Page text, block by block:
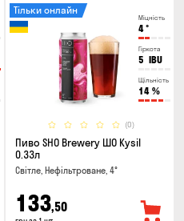
Міцність
4°
Гіркота
5 IBU
Щільність
14 %
(0)
Тільки онлайн
Пиво SHO Brewery ШО Kysil
0.33л
Світле, Нефільтроване, 4°
133,50